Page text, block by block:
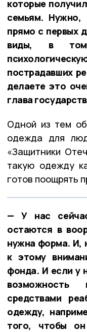
которые
семьям. Нужно,
прямо с первых
виды, в
пострадавших
делаете это
глава
Одной из тем
одежда для
«Защитники
такую одежду
готов поощрять
— У нас
остаются в
нужна форма. И,
к этому
фонда. И если у
возможность
средствами
одежду,
того, чтобы